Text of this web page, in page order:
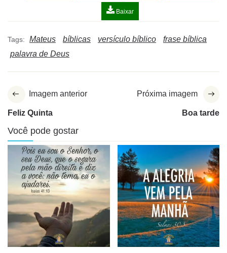
Baixar
Tags: Mateus bíblicas versículo bíblico
frase bíblica
palavra de Deus
Imagem anterior
Feliz Quinta
Próxima imagem
Boa tarde
Você pode gostar